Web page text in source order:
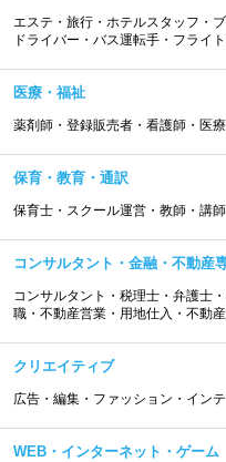
エステ・旅行・ホテルスタッフ・
ドライバー・バス運転手・フライ
医療・福祉
薬剤師・登録販売者・看護師・医
保育・教育・通訳
保育士・スクール運営・教師・講
コンサルタント・金融・不動産
コンサルタント・税理士・弁護士
職・不動産営業・用地仕入・不動
クリエイティブ
広告・編集・ファッション・イン
WEB・インターネット・ゲーム